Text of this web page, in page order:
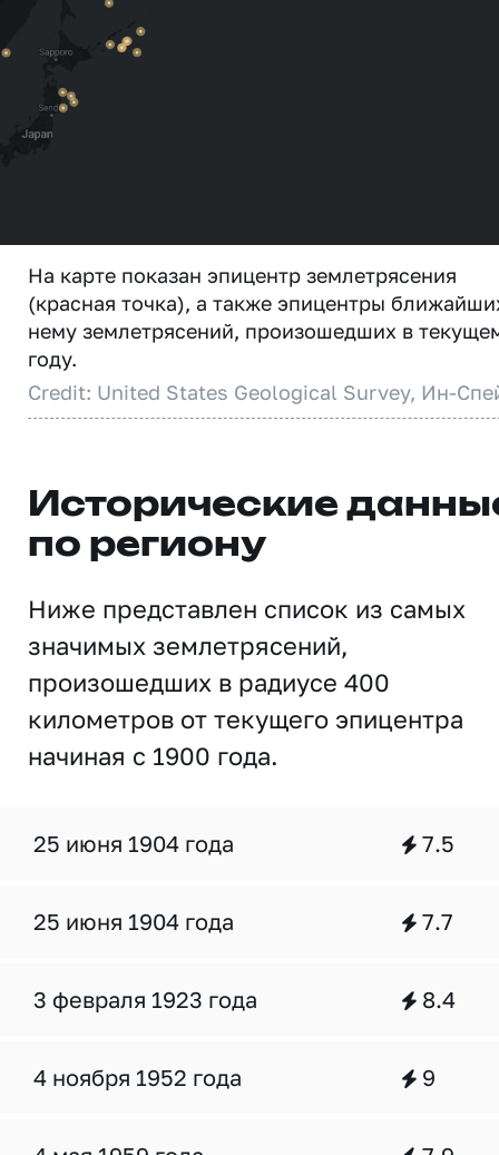
На карте показан эпицентр землетрясения
(красная точка), а также эпицентры
нему землетрясений, произошедших в
году.
Credit: United States Geological Survey, Ин-
Исторические
по региону
Ниже представлен список из самых
значимых землетрясений,
произошедших в радиусе 400
километров от текущего эпицентра
начиная с 1900 года.
25 июня 1904 года 7.5
25 июня 1904 года 7.7
3 февраля 1923 года 8.4
4 ноября 1952 года 9